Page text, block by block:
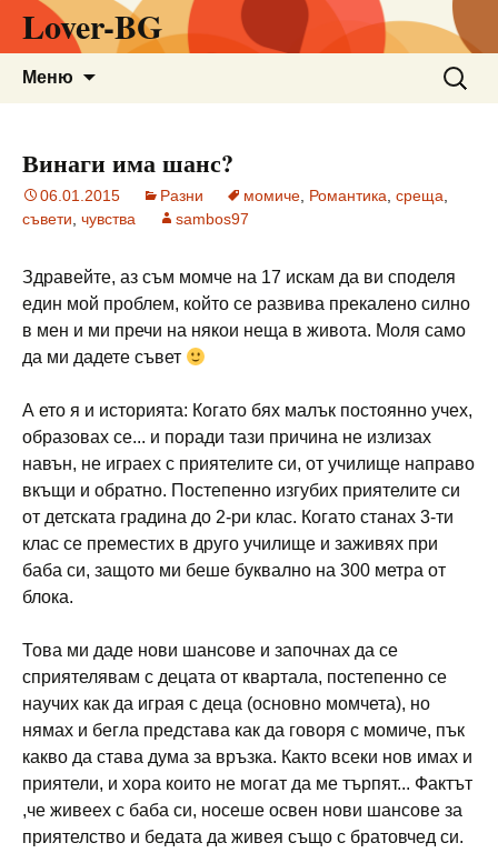
Lover-BG
Меню
за:
Винаги има шанс?
06.01.2015 Разни момиче Романтика среща
съвети чувства sambos97
Здравейте, аз съм момче на 17 искам да ви споделя
един мой проблем, който се развива прекалено силно
в мен и ми пречи на някои неща в живота. Моля само
да ми дадете съвет
А ето я и историята: Когато бях малък постоянно учех,
образовах се... и поради тази причина не излизах
навън, не играех с приятелите си, от училище направо
вкъщи и обратно. Постепенно изгубих приятелите си
от детската градина до 2-ри клас. Когато станах 3-ти
клас се преместих в друго училище и заживях при
баба си, защото ми беше буквално на 300 метра от
блока.
Това ми даде нови шансове и започнах да се
сприятелявам с децата от квартала, постепенно се
научих как да играя с деца (основно момчета), но
нямах и бегла представа как да говоря с момиче, пък
какво да става дума за връзка. Както всеки нов имах и
приятели, и хора които не могат да ме търпят... Фактът
,че живеех с баба си, носеше освен нови шансове за
приятелство и бедата да живея също с братовчед си.